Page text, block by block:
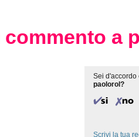
a
Sei d'accordo
paolorol?
Scrivi la tua